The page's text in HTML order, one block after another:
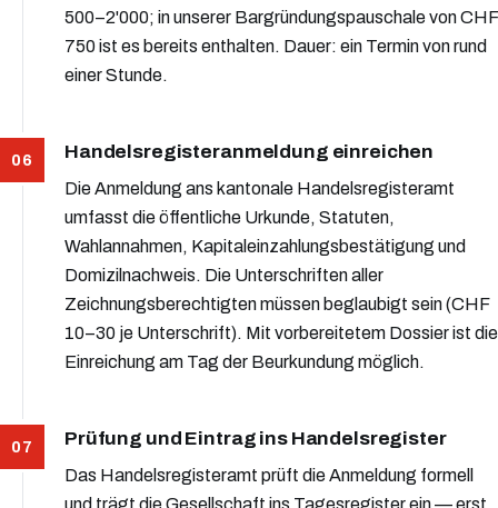
500–2'000; in unserer Bargründungspauschale von CHF
750 ist es bereits enthalten. Dauer: ein Termin von rund
einer Stunde.
Handelsregisteranmeldung einreichen
Die Anmeldung ans kantonale Handelsregisteramt
umfasst die öffentliche Urkunde, Statuten,
Wahlannahmen, Kapitaleinzahlungsbestätigung und
Domizilnachweis. Die Unterschriften aller
Zeichnungsberechtigten müssen beglaubigt sein (CHF
10–30 je Unterschrift). Mit vorbereitetem Dossier ist die
Einreichung am Tag der Beurkundung möglich.
Prüfung und Eintrag ins Handelsregister
Das Handelsregisteramt prüft die Anmeldung formell
und trägt die Gesellschaft ins Tagesregister ein — erst